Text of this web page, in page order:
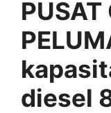
PUSAT
diesel